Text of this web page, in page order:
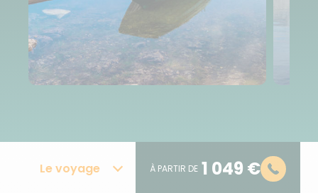
Le voyage À PARTIR DE 1 049 €